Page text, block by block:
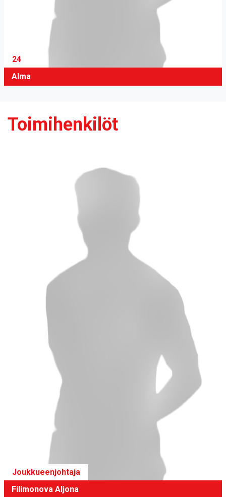
24
Alma
Toimihenkilöt
Joukkueenjohtaja
Filimonova Aljona